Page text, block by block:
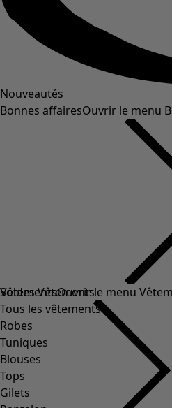
Nouveautés
Bonnes affairesOuvrir le menu
Soldes Vêtements
Tous les vêtements
Robes
Tuniques
Blouses
Tops
Gilets
VêtementsOuvrir le menu